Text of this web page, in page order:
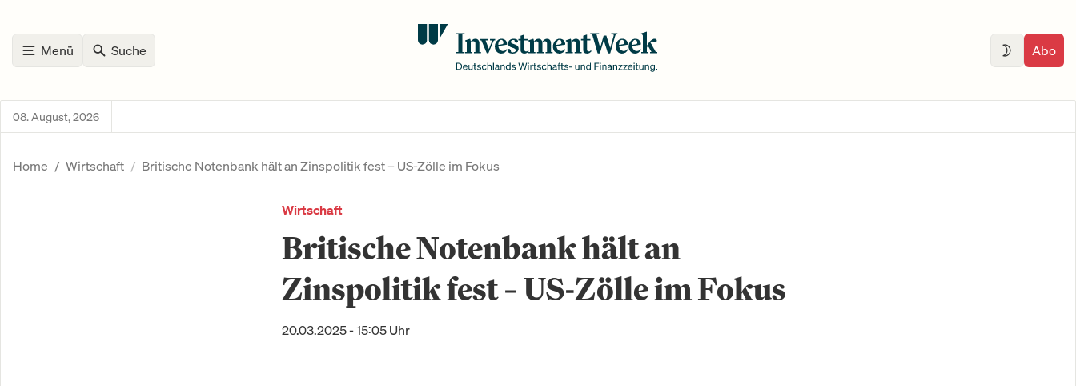
Menü Suche Abo
08. August, 2026
Home Wirtschaft Britische Notenbank hält an Zinspolitik fest – US-Zölle im Fokus
Wirtschaft
Britische Notenbank hält an
Zinspolitik fest – US-Zölle im Fokus
20.03.2025 - 15:05 Uhr